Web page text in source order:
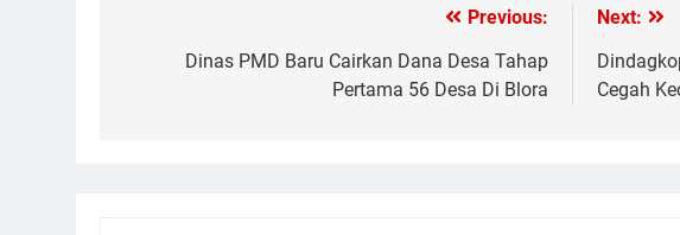
navigation
Previous:
Dinas PMD Baru Cairkan Dana Desa Tahap
Pertama 56 Desa Di Blora
Next:
Cegah